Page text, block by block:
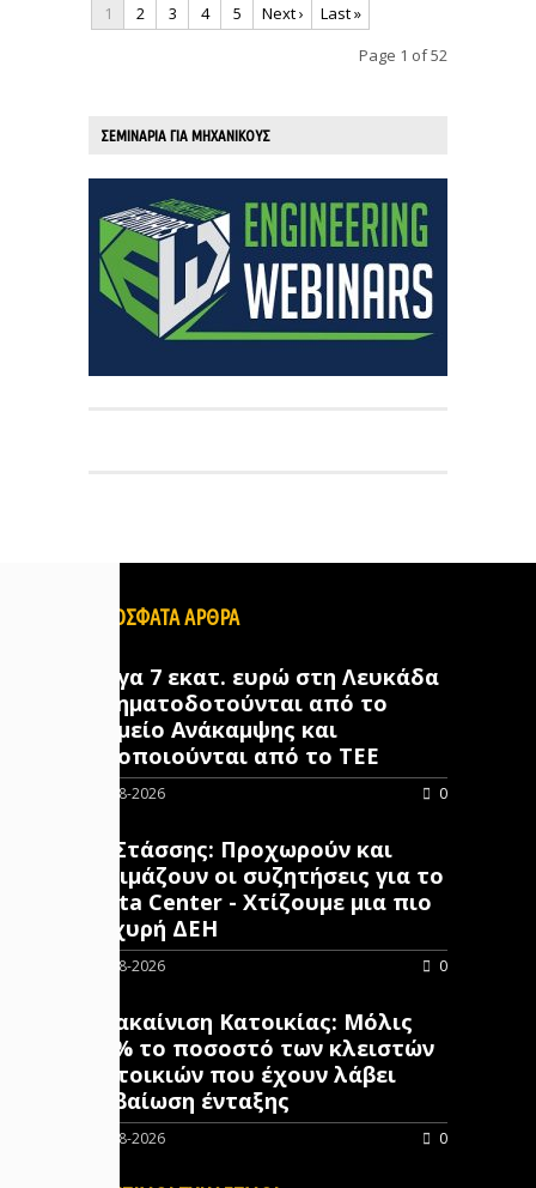
1 2 3 4 5 Next ›
Last »
Page 1 of 52
ΣΕΜΙΝΑΡΙΑ ΓΙΑ ΜΗΧΑΝΙΚΟΥΣ
ΠΡΟΣΦΑΤΑ ΑΡΘΡΑ
Έργα 7 εκατ. ευρώ στη Λευκάδα
χρηματοδοτούνται από το
Ταμείο Ανάκαμψης και
υλοποιούνται από το ΤΕΕ
06-08-2026 0
Γ. Στάσσης: Προχωρούν και
ωριμάζουν οι συζητήσεις για το
Data Center - Χτίζουμε μια πιο
ισχυρή ΔΕΗ
06-08-2026 0
Ανακαίνιση Κατοικίας: Μόλις
10% το ποσοστό των κλειστών
κατοικιών που έχουν λάβει
βεβαίωση ένταξης
06-08-2026 0